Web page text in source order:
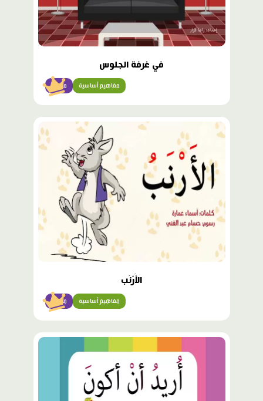
في غرفة الجلوس
مبتدئ مفاهيم أساسية
محتوى
مميّز
الأَرْنَب
مبتدئ مفاهيم أساسية
محتوى